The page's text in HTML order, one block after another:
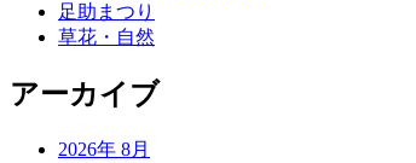
足助まつり
草花・自然
アーカイブ
2026年 8月